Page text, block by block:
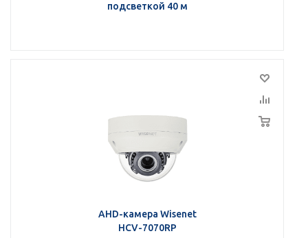
подсветкой 40 м
AHD-камера Wisenet
HCV-7070RP